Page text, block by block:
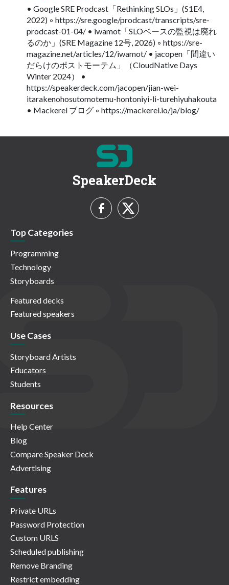
• Google SRE Prodcast「Rethinking SLOs」(S1E4,
2022) ◦ https://sre.google/prodcast/transcripts/sre-
prodcast-01-04/ • iwamot「SLOベースの監視は廃れ
るのか」(SRE Magazine 12号, 2026) ◦ https://sre-
magazine.net/articles/12/iwamot/ • jacopen「間違い
だらけのポストモーテム」（CloudNative Days
Winter 2024） •
https://speakerdeck.com/jacopen/jian-wei-
itarakenohosutomotemu-hontoniyi-li-turehiyuhakouta
• Mackerel ブログ ◦ https://mackerel.io/ja/blog/
SpeakerDeck
Top Categories
Programming
Technology
Storyboards
Featured decks
Featured speakers
Use Cases
Storyboard Artists
Educators
Students
Resources
Help Center
Blog
Compare Speaker Deck
Advertising
Features
Private URLs
Password Protection
Custom URLS
Scheduled publishing
Remove Branding
Restrict embedding